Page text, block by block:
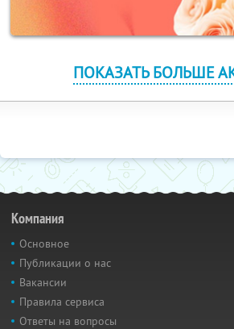
ПОКАЗАТЬ БОЛЬШЕ
Компания
Основное
Публикации о нас
Вакансии
Правила сервиса
Ответы на вопросы